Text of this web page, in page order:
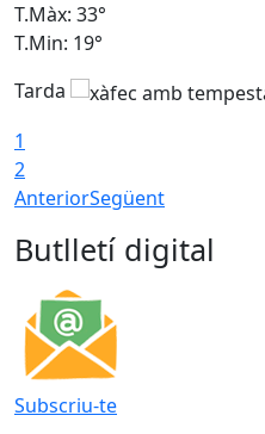
T.Màx: 33°
T.Min: 19°
Tarda
1
2
AnteriorSegüent
Butlletí digital
Subscriu-te